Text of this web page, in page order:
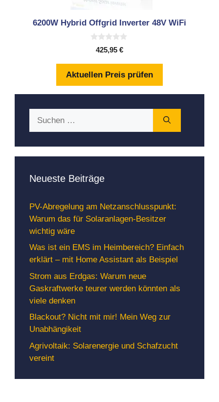
6200W Hybrid Offgrid Inverter 48V WiFi
5
425,95 €
Aktuellen Preis prüfen
Neueste Beiträge
PV-Abregelung am Netzanschlusspunkt:
Warum das für Solaranlagen-Besitzer
wichtig wäre
Was ist ein EMS im Heimbereich? Einfach
erklärt – mit Home Assistant als Beispiel
Strom aus Erdgas: Warum neue
Gaskraftwerke teurer werden könnten als
viele denken
Blackout? Nicht mit mir! Mein Weg zur
Unabhängikeit
Agrivoltaik: Solarenergie und Schafzucht
vereint